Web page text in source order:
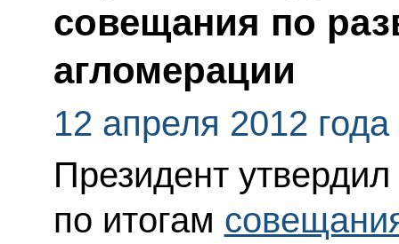
совещания по
агломерации
12 апреля 2012 года
Президент
по итогам